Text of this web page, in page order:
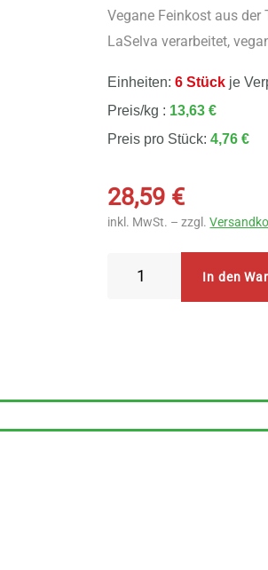
Vegane Feinkost aus der
LaSelva verarbeitet,
Einheiten:6 Stück je
Preis/kg : 13,63 €
Preis pro Stück:4,76 €
28,59 €
inkl. MwSt. – zzgl.
In den